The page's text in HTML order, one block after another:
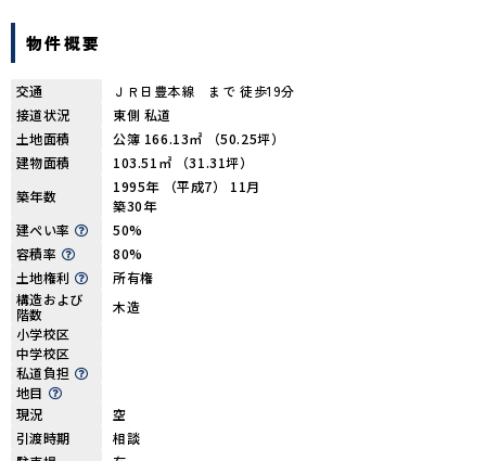
物件概要
交通
ＪＲ日豊本線 まで 徒歩19分
接道状況
東側 私道
土地面積
公簿 166.13㎡ （50.25坪）
建物面積
103.51㎡ （31.31坪）
築年数
1995年 （平成7） 11月
築30年
建ぺい率
50%
容積率
80%
土地権利
所有権
構造および
階数
木造
小学校区
中学校区
私道負担
地目
現況
空
引渡時期
相談